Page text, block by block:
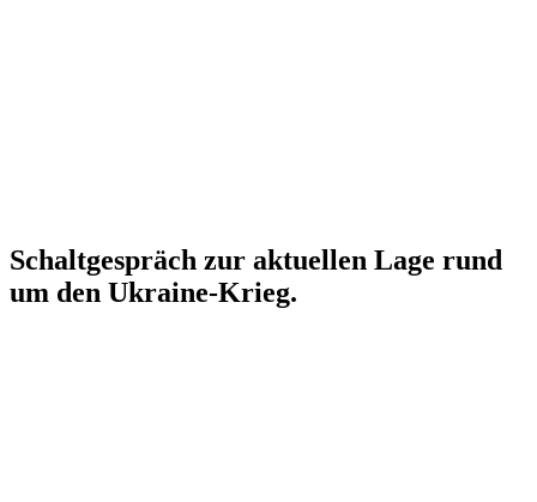
Schalt­ge­spräch zur aktuellen Lage rund
um den Ukraine-Krieg.